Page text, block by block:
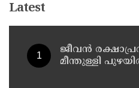
Latest
ജീവൻ
മീന്തുള്ളി